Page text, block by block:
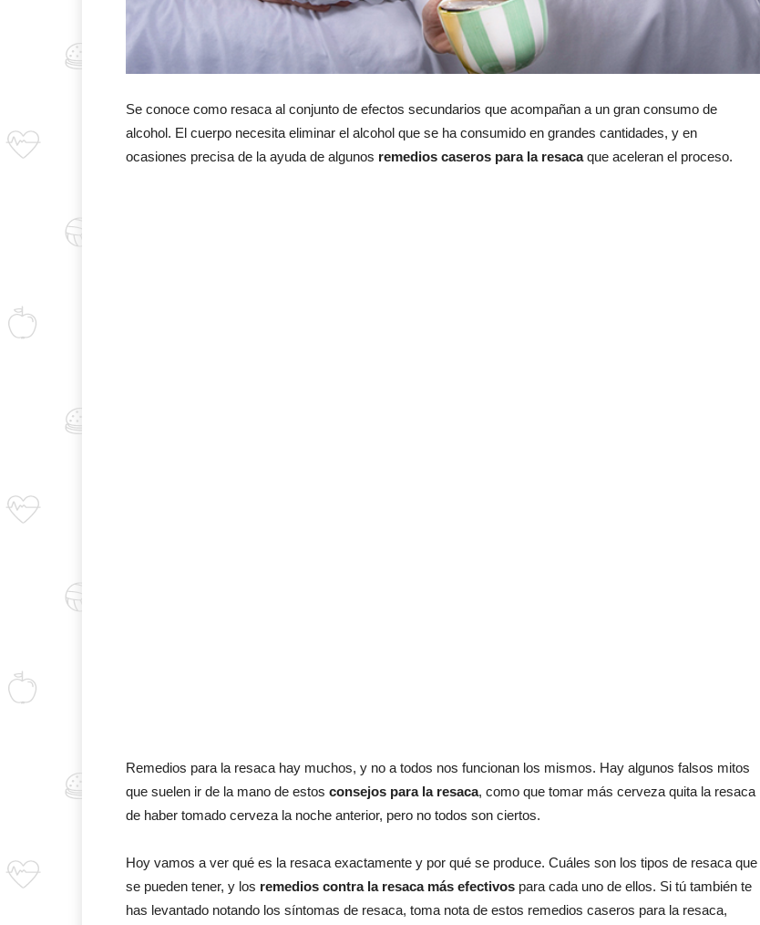
Se conoce como resaca al conjunto de efectos secundarios que acompañan a un gran consumo de
alcohol. El cuerpo necesita eliminar el alcohol que se ha consumido en grandes cantidades, y en
ocasiones precisa de la ayuda de algunos remedios caseros para la resacaque aceleran el proceso.
Remedios para la resaca hay muchos, y no a todos nos funcionan los mismos. Hay algunos falsos mitos
que suelen ir de la mano de estos consejos para la resaca, como que tomar más cerveza quita la resaca
de haber tomado cerveza la noche anterior, pero no todos son ciertos.
Hoy vamos a ver qué es la resaca exactamente y por qué se produce. Cuáles son los tipos de resaca que
se pueden tener, y los remedios contra la resaca más efectivos para cada uno de ellos. Si tú también te
has levantado notando los síntomas de resaca, toma nota de estos remedios caseros para la resaca,